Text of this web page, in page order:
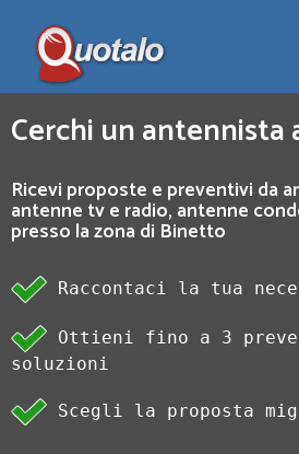
Cerchi un antennista
Ricevi proposte e preventivi da
antenne tv e radio, antenne
presso la zona di Binetto
Raccontaci la tua
Ottieni fino a 3
soluzioni
Scegli la proposta